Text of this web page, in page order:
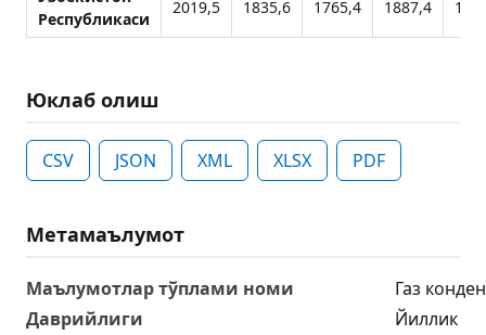
Республикаси
2019,5 1835,6 1765,4 1887,4
Юклаб олиш
CSV JSON XML XLSX PDF
Метамаълумот
Маълумотлар тўплами номи
Газ
Даврийлиги
Йиллик